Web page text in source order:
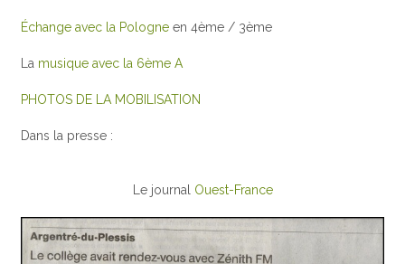
Échange avec la Pologneen 4ème / 3ème
La musique avec la 6ème A
PHOTOS DE LA MOBILISATION
Dans la presse :
Le journal Ouest-France